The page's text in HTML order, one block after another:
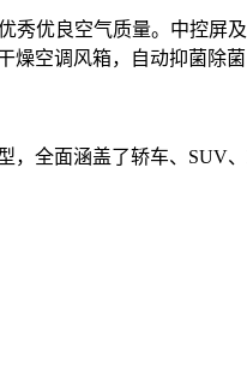
优良空气质量。中控屏
空调风箱，自动抑菌除
，全面涵盖了轿车、SUV